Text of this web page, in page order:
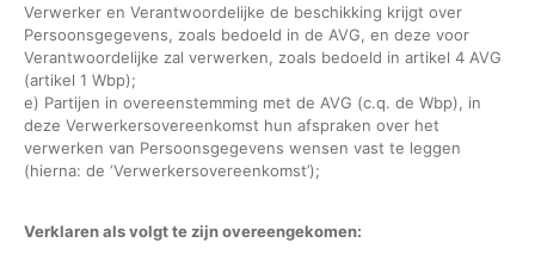
Verwerker en Verantwoordelijke de beschikking krijgt over
Persoonsgegevens, zoals bedoeld in de AVG, en deze voor
Verantwoordelijke zal verwerken, zoals bedoeld in artikel 4 AVG
(artikel 1 Wbp);
e) Partijen in overeenstemming met de AVG (c.q. de Wbp), in
deze Verwerkersovereenkomst hun afspraken over het
verwerken van Persoonsgegevens wensen vast te leggen
(hierna: de ‘Verwerkersovereenkomst’);
Verklaren als volgt te zijn overeengekomen: